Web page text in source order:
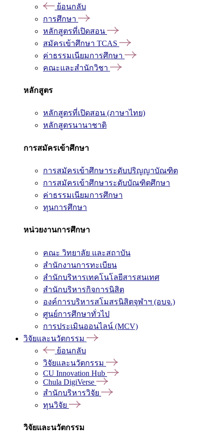
ย้อนกลับ
การศึกษา
หลักสูตรที่เปิดสอน
สมัครเข้าศึกษา TCAS
ค่าธรรมเนียมการศึกษา
คณะและสำนักวิชา
หลักสูตร
หลักสูตรที่เปิดสอน (ภาษาไทย)
หลักสูตรนานาชาติ
การสมัครเข้าศึกษา
การสมัครเข้าศึกษาระดับปริญญาบัณฑิต
การสมัครเข้าศึกษาระดับบัณฑิตศึกษา
ค่าธรรมเนียมการศึกษา
ทุนการศึกษา
หน่วยงานการศึกษา
คณะ วิทยาลัย และสถาบัน
สำนักงานการทะเบียน
สำนักบริหารเทคโนโลยีสารสนเทศ
สำนักบริหารกิจการนิสิต
องค์การบริหารสโมสรนิสิตจุฬาฯ (อบจ.)
ศูนย์การศึกษาทั่วไป
การประเมินออนไลน์ (MCV)
วิจัยและนวัตกรรม
ย้อนกลับ
วิจัยและนวัตกรรม
CU Innovation Hub
Chula DigiVerse
สำนักบริหารวิจัย
ทุนวิจัย
วิจัยและนวัตกรรม